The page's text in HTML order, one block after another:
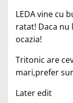
LEDA vine cu
ratat! Daca
ocazia!
Tritonic are
mari,prefer
Later edit